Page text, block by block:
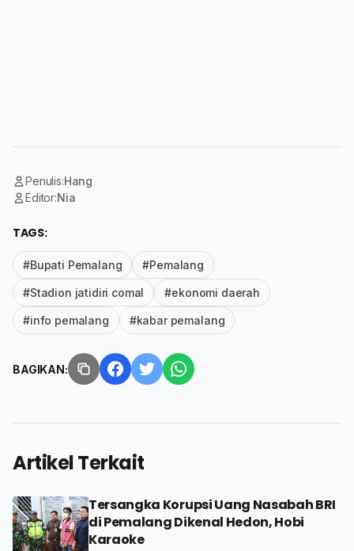
Penulis:Hang
Editor:Nia
TAGS:
#Bupati Pemalang #Pemalang
#Stadion jatidiri comal #ekonomi daerah
#info pemalang #kabar pemalang
BAGIKAN:
Artikel Terkait
Tersangka Korupsi Uang Nasabah BRI
di Pemalang Dikenal Hedon, Hobi
Karaoke